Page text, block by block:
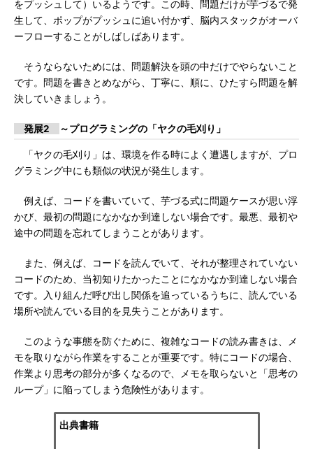
をプッシュして）いるようです。この時、問題だけが芋づるで発
生して、ポップがプッシュに追い付かず、脳内スタックがオーバ
ーフローすることがしばしばあります。
そうならないためには、問題解決を頭の中だけでやらないこと
です。問題を書きとめながら、丁寧に、順に、ひたすら問題を解
決していきましょう。
発展2 ～プログラミングの「ヤクの毛刈り」
「ヤクの毛刈り」は、環境を作る時によく遭遇しますが、プロ
グラミング中にも類似の状況が発生します。
例えば、コードを書いていて、芋づる式に問題ケースが思い浮
かび、最初の問題になかなか到達しない場合です。最悪、最初や
途中の問題を忘れてしまうことがあります。
また、例えば、コードを読んでいて、それが整理されていない
コードのため、当初知りたかったことになかなか到達しない場合
です。入り組んだ呼び出し関係を追っているうちに、読んでいる
場所や読んでいる目的を見失うことがあります。
このような事態を防ぐために、複雑なコードの読み書きは、メ
モを取りながら作業をすることが重要です。特にコードの場合、
作業より思考の部分が多くなるので、メモを取らないと「思考の
ループ」に陥ってしまう危険性があります。
出典書籍